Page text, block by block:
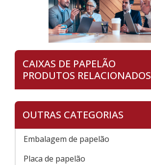
CAIXAS DE PAPELÃO
PRODUTOS RELACIONADOS
OUTRAS CATEGORIAS
Embalagem de papelão
Placa de papelão